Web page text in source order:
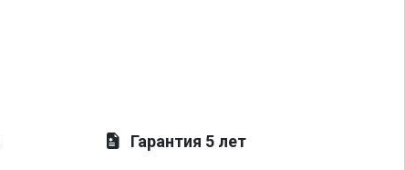
Гарантия 5 лет